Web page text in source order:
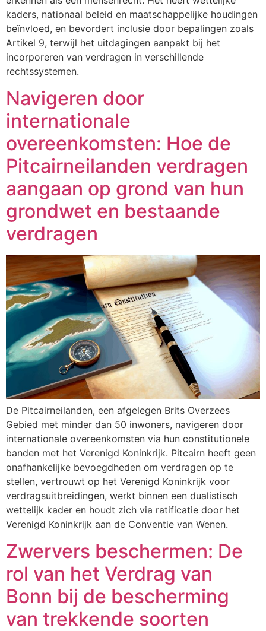
kaders, nationaal beleid en maatschappelijke houdingen
beïnvloed, en bevordert inclusie door bepalingen zoals
Artikel 9, terwijl het uitdagingen aanpakt bij het
incorporeren van verdragen in verschillende
rechtssystemen.
Navigeren door
internationale
overeenkomsten: Hoe de
Pitcairneilanden verdragen
aangaan op grond van hun
grondwet en bestaande
verdragen
De Pitcairneilanden, een afgelegen Brits Overzees
Gebied met minder dan 50 inwoners, navigeren door
internationale overeenkomsten via hun constitutionele
banden met het Verenigd Koninkrijk. Pitcairn heeft geen
onafhankelijke bevoegdheden om verdragen op te
stellen, vertrouwt op het Verenigd Koninkrijk voor
verdragsuitbreidingen, werkt binnen een dualistisch
wettelijk kader en houdt zich via ratificatie door het
Verenigd Koninkrijk aan de Conventie van Wenen.
Zwervers beschermen: De
rol van het Verdrag van
Bonn bij de bescherming
van trekkende soorten